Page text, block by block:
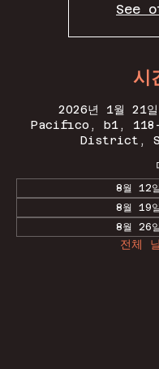
See
시
2026년 1월 21
Pacifico, b1, 118-
District,
8월 12
8월 19
8월 26
전체